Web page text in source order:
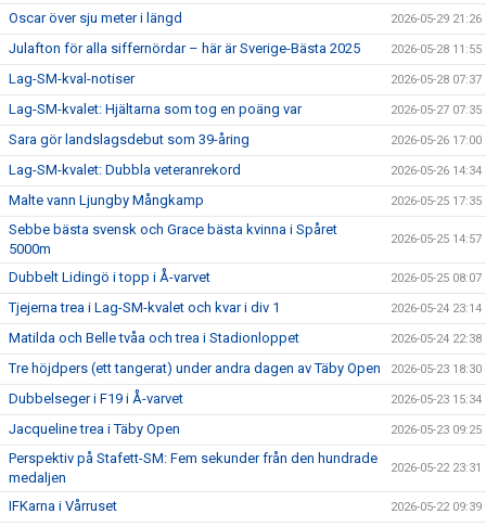
Oscar över sju meter i längd 2026-05-29 21:26
Julafton för alla siffernördar – här är Sverige-Bästa 2025 2026-05-28 11:55
Lag-SM-kval-notiser 2026-05-28 07:37
Lag-SM-kvalet: Hjältarna som tog en poäng var 2026-05-27 07:35
Sara gör landslagsdebut som 39-åring 2026-05-26 17:00
Lag-SM-kvalet: Dubbla veteranrekord 2026-05-26 14:34
Malte vann Ljungby Mångkamp 2026-05-25 17:35
Sebbe bästa svensk och Grace bästa kvinna i Spåret
5000m
2026-05-25 14:57
Dubbelt Lidingö i topp i Å-varvet 2026-05-25 08:07
Tjejerna trea i Lag-SM-kvalet och kvar i div 1 2026-05-24 23:14
Matilda och Belle tvåa och trea i Stadionloppet 2026-05-24 22:38
Tre höjdpers (ett tangerat) under andra dagen av Täby Open 2026-05-23 18:30
Dubbelseger i F19 i Å-varvet 2026-05-23 15:34
Jacqueline trea i Täby Open 2026-05-23 09:25
Perspektiv på Stafett-SM: Fem sekunder från den hundrade
medaljen
2026-05-22 23:31
IFKarna i Vårruset 2026-05-22 09:39